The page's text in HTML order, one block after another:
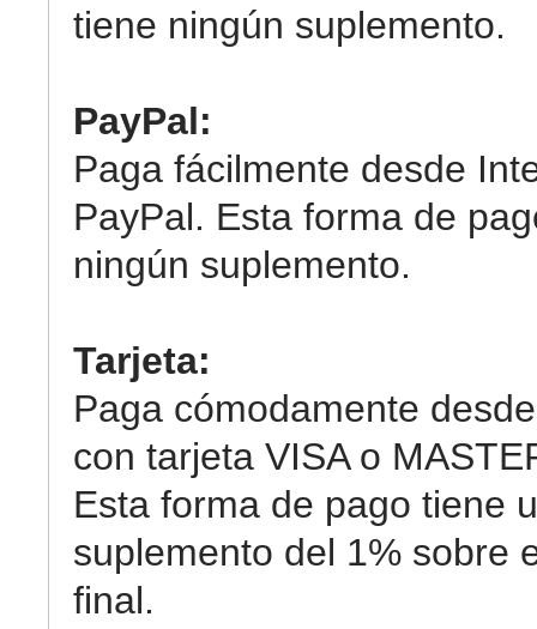
tiene ningún suplemento.
PayPal:
Paga fácilmente desde
PayPal. Esta forma de
ningún suplemento.
Tarjeta:
Paga cómodamente
con tarjeta VISA o
Esta forma de pago tiene
suplemento del 1% sobre
final.